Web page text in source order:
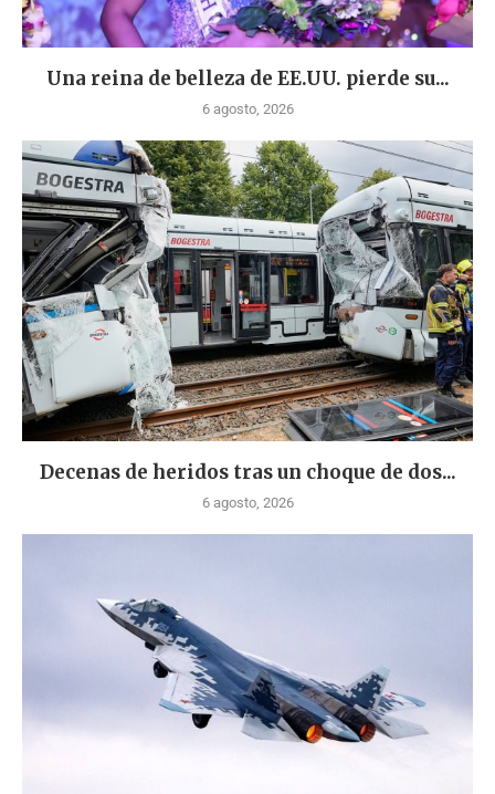
Una reina de belleza de EE.UU. pierde su...
6 agosto, 2026
Decenas de heridos tras un choque de dos...
6 agosto, 2026